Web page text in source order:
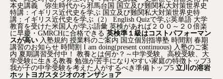
本史講義 弥生時代から邪馬台国 国立及び難関私大対策世界史
特講：イギリス近代史を学ぶ 国立及び難関私大対策世界史特
講：イギリス近代史を学ぶ（2）
English Quizで学ぶ英単語 大学
教育を受けた米国人が学ぶ語彙 英検があれば２００～２０倍楽
に早慶・GMRCHに合格できる 英検準１級はコストパフォーマン
スが高い 入塾規約 授業料のご案内 国立個別指導塾 時間割 春期
講習のお知らせ 時間割 I am doing(present continuous) 入塾のご案
内 夏期講習受付中！
教養とは何か？～中学受験、高校受験、大
学受験に生きる教養 勉強が苦手になりやすい家庭の特徴トップ3
我が子の中学受験を考えた人がするべき準備トップ5 立川の溶岩
ホットヨガスタジオのオンザショア